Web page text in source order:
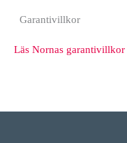
Garantivillkor
Läs Nornas garantivillkor